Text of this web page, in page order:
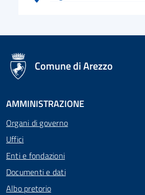
logo Unione Europea
Comune di Arezzo
AMMINISTRAZIONE
Organi di governo
Uffici
Enti e fondazioni
Documenti e dati
Albo pretorio